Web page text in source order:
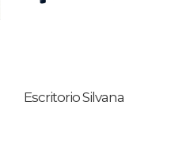
Escritorio Silvana